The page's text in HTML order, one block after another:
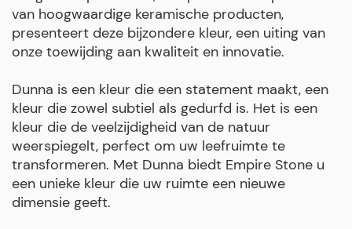
van hoogwaardige keramische producten,
presenteert deze bijzondere kleur, een uiting van
onze toewijding aan kwaliteit en innovatie.
Dunna is een kleur die een statement maakt, een
kleur die zowel subtiel als gedurfd is. Het is een
kleur die de veelzijdigheid van de natuur
weerspiegelt, perfect om uw leefruimte te
transformeren. Met Dunna biedt Empire Stone u
een unieke kleur die uw ruimte een nieuwe
dimensie geeft.